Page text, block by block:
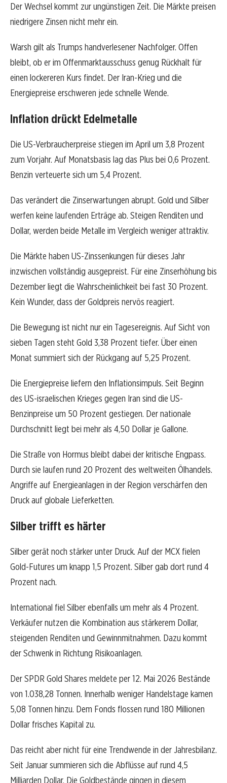
Der Wechsel kommt zur ungünstigen Zeit. Die Märkte preisen
niedrigere Zinsen nicht mehr ein.
Warsh gilt als Trumps handverlesener Nachfolger. Offen
bleibt, ob er im Offenmarktausschuss genug Rückhalt für
einen lockereren Kurs findet. Der Iran-Krieg und die
Energiepreise erschweren jede schnelle Wende.
Inflation drückt Edelmetalle
Die US-Verbraucherpreise stiegen im April um 3,8 Prozent
zum Vorjahr. Auf Monatsbasis lag das Plus bei 0,6 Prozent.
Benzin verteuerte sich um 5,4 Prozent.
Das verändert die Zinserwartungen abrupt. Gold und Silber
werfen keine laufenden Erträge ab. Steigen Renditen und
Dollar, werden beide Metalle im Vergleich weniger attraktiv.
Die Märkte haben US-Zinssenkungen für dieses Jahr
inzwischen vollständig ausgepreist. Für eine Zinserhöhung bis
Dezember liegt die Wahrscheinlichkeit bei fast 30 Prozent.
Kein Wunder, dass der Goldpreis nervös reagiert.
Die Bewegung ist nicht nur ein Tagesereignis. Auf Sicht von
sieben Tagen steht Gold 3,38 Prozent tiefer. Über einen
Monat summiert sich der Rückgang auf 5,25 Prozent.
Die Energiepreise liefern den Inflationsimpuls. Seit Beginn
des US-israelischen Krieges gegen Iran sind die US-
Benzinpreise um 50 Prozent gestiegen. Der nationale
Durchschnitt liegt bei mehr als 4,50 Dollar je Gallone.
Die Straße von Hormus bleibt dabei der kritische Engpass.
Durch sie laufen rund 20 Prozent des weltweiten Ölhandels.
Angriffe auf Energieanlagen in der Region verschärfen den
Druck auf globale Lieferketten.
Silber trifft es härter
Silber gerät noch stärker unter Druck. Auf der MCX fielen
Gold-Futures um knapp 1,5 Prozent. Silber gab dort rund 4
Prozent nach.
International fiel Silber ebenfalls um mehr als 4 Prozent.
Verkäufer nutzen die Kombination aus stärkerem Dollar,
steigenden Renditen und Gewinnmitnahmen. Dazu kommt
der Schwenk in Richtung Risikoanlagen.
Der SPDR Gold Shares meldete per 12. Mai 2026 Bestände
von 1.038,28 Tonnen. Innerhalb weniger Handelstage kamen
5,08 Tonnen hinzu. Dem Fonds flossen rund 180 Millionen
Dollar frisches Kapital zu.
Das reicht aber nicht für eine Trendwende in der Jahresbilanz.
Seit Januar summieren sich die Abflüsse auf rund 4,5
Milliarden Dollar. Die Goldbestände gingen in diesem